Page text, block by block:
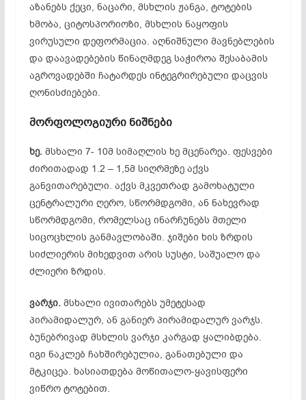
აზანებს ქეცი, ნაცარი, მსხლის ჟანგა, ტოტების
ხმობა, ციტოსპორიოზი, მსხლის ნაყოფის
ვირუსული დეფორმაცია. აღნიშნული მავნებლების
და დაავადებების წინაღმდეგ საჭიროა შესაბამის
აგროვადებში ჩატარდეს ინტეგრირებული დაცვის
ღონისძიებები.
მორფოლოგიური ნიშნები
ხე.მსხალი 7- 10მ სიმაღლის ხე მცენარეა. ფესვები
ძირითადად 1.2 – 1,5მ სიღრმეზე აქვს
განვითარებული. აქვს მკვეთრად გამოხატული
ცენტრალური ღერო, სწორმდგომი, ან ნახევრად
სწორმდგომი, რომელსაც ინარჩუნებს მთელი
სიცოცხლის განმავლობაში. ჯიშები ხის ზრდის
სიძლიერის მიხედვით არის სუსტი, საშუალო და
ძლიერი ზრდის.
ვარჯი.მსხალი ივითარებს უმეტესად
პირამიდალურ, ან განიერ პირამიდალურ ვარჯს.
ბუნებრივად მსხლის ვარჯი კარგად ყალიბდება.
იგი ნაკლებ ჩახშირებულია, განათებული და
მტკიცეა. ხასიათდება მოწითალო-ყავისფერი
ვიწრო ტოტებით.